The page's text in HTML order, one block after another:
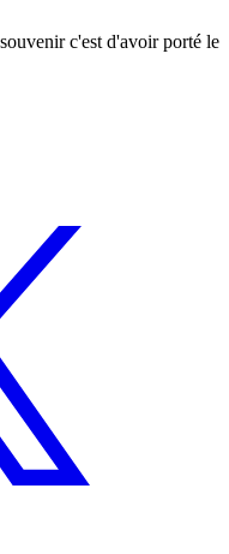
c'est d'avoir porté le